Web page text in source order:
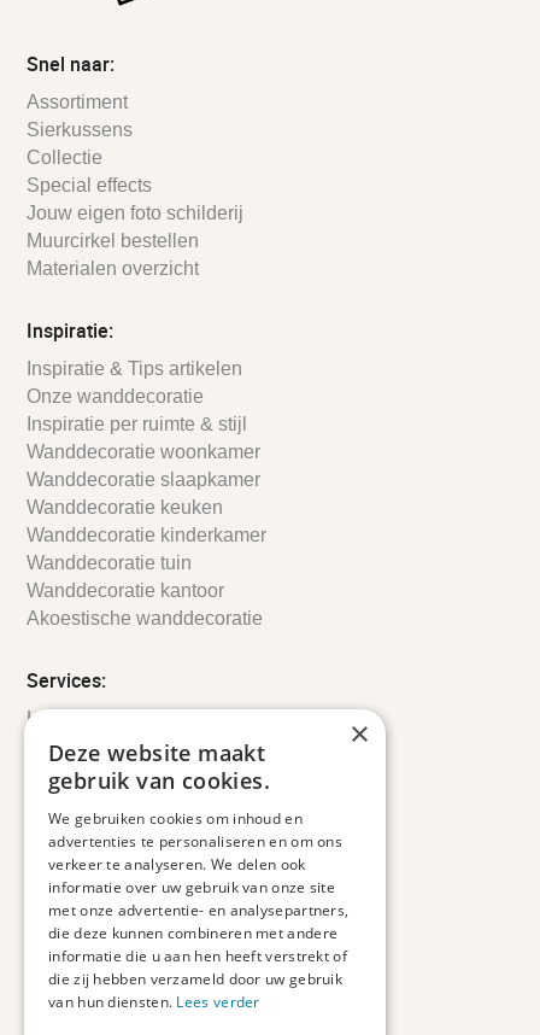
Snel naar:
Assortiment
Sierkussens
Collectie
Special effects
Jouw eigen foto schilderij
Muurcirkel bestellen
Materialen overzicht
Inspiratie:
Inspiratie & Tips artikelen
Onze wanddecoratie
Inspiratie per ruimte & stijl
Wanddecoratie woonkamer
Wanddecoratie slaapkamer
Wanddecoratie keuken
Wanddecoratie kinderkamer
Wanddecoratie tuin
Wanddecoratie kantoor
Akoestische wanddecoratie
Services:
Leveringsinformatie
Retourbeleid
Informatie
Veelgestelde vragen
Duurzaam ondernemen
Contact informatie
Etienne de Pinedaweg 34
3711 CH, Austerlitz
Nederland
×
Deze website maakt
gebruik van cookies.
We gebruiken cookies om inhoud en
advertenties te personaliseren en om ons
verkeer te analyseren. We delen ook
informatie over uw gebruik van onze site
met onze advertentie- en analysepartners,
die deze kunnen combineren met andere
informatie die u aan hen heeft verstrekt of
die zij hebben verzameld door uw gebruik
van hun diensten. Lees verder